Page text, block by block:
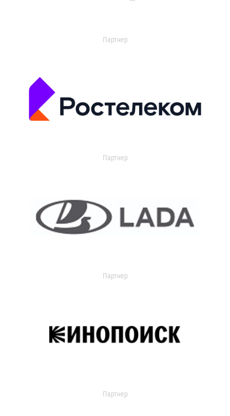
Партнер
Партнер
Партнер
Партнер